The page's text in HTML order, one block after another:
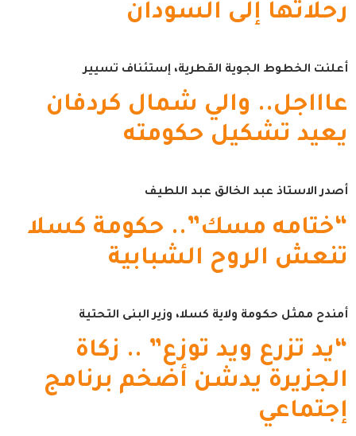
رحلاتها إلى السودان
أعلنت الخطوط الجوية القطرية، إستئناف تسيير
عاااجل.. والي شمال كردفان
يعيد تشكيل حكومته
أصدر الاستاذ عبد الخالق عبد اللطيف
“ختامه مسك”.. حكومة كسلا
تنعش الروح الشبابية
أمندح ممثل حكومة ولاية كسلا، وزير البنى التحتية
“يد تزرع ويد توزع” .. زكاة
الجزيرة يدشن أضخم برنامج
إجتماعي